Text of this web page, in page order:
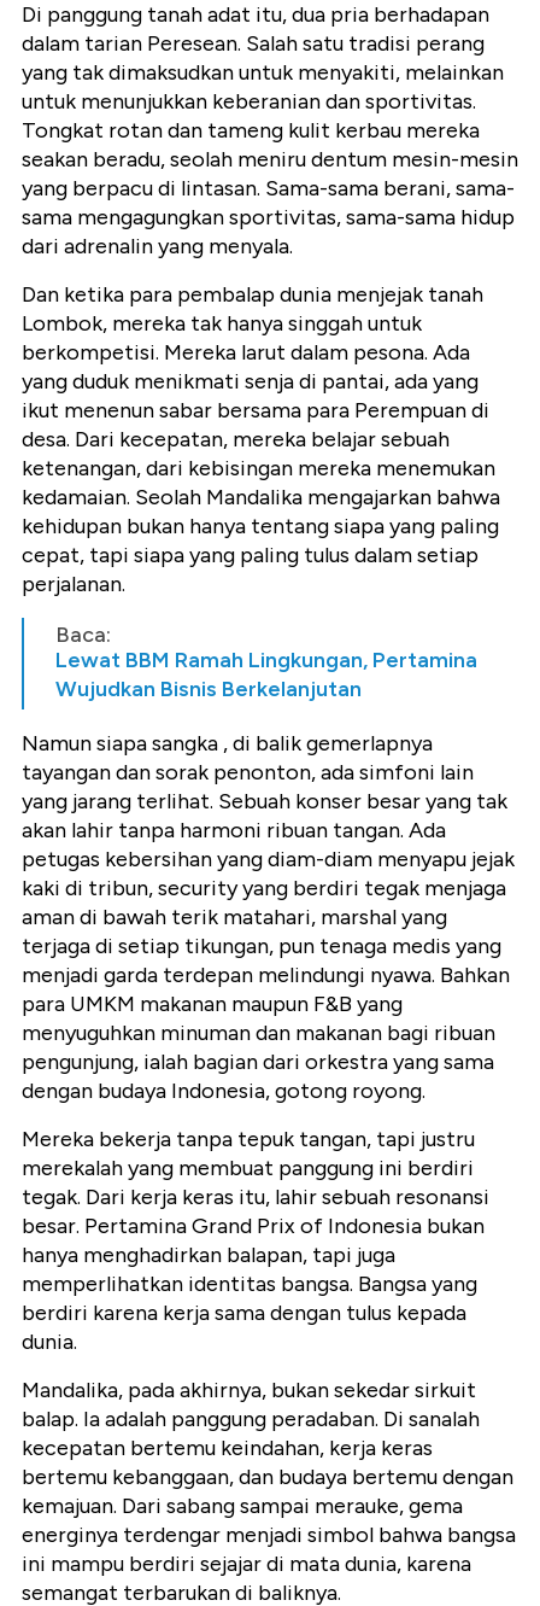
Di panggung tanah adat itu, dua pria berhadapan
dalam tarian Peresean. Salah satu tradisi perang
yang tak dimaksudkan untuk menyakiti, melainkan
untuk menunjukkan keberanian dan sportivitas.
Tongkat rotan dan tameng kulit kerbau mereka
seakan beradu, seolah meniru dentum mesin-mesin
yang berpacu di lintasan. Sama-sama berani, sama-
sama mengagungkan sportivitas, sama-sama hidup
dari adrenalin yang menyala.
Dan ketika para pembalap dunia menjejak tanah
Lombok, mereka tak hanya singgah untuk
berkompetisi. Mereka larut dalam pesona. Ada
yang duduk menikmati senja di pantai, ada yang
ikut menenun sabar bersama para Perempuan di
desa. Dari kecepatan, mereka belajar sebuah
ketenangan, dari kebisingan mereka menemukan
kedamaian. Seolah Mandalika mengajarkan bahwa
kehidupan bukan hanya tentang siapa yang paling
cepat, tapi siapa yang paling tulus dalam setiap
perjalanan.
Baca:
Lewat BBM Ramah Lingkungan, Pertamina
Wujudkan Bisnis Berkelanjutan
Namun siapa sangka , di balik gemerlapnya
tayangan dan sorak penonton, ada simfoni lain
yang jarang terlihat. Sebuah konser besar yang tak
akan lahir tanpa harmoni ribuan tangan. Ada
petugas kebersihan yang diam-diam menyapu jejak
kaki di tribun, security yang berdiri tegak menjaga
aman di bawah terik matahari, marshal yang
terjaga di setiap tikungan, pun tenaga medis yang
menjadi garda terdepan melindungi nyawa. Bahkan
para UMKM makanan maupun F&B yang
menyuguhkan minuman dan makanan bagi ribuan
pengunjung, ialah bagian dari orkestra yang sama
dengan budaya Indonesia, gotong royong.
Mereka bekerja tanpa tepuk tangan, tapi justru
merekalah yang membuat panggung ini berdiri
tegak. Dari kerja keras itu, lahir sebuah resonansi
besar. Pertamina Grand Prix of Indonesia bukan
hanya menghadirkan balapan, tapi juga
memperlihatkan identitas bangsa. Bangsa yang
berdiri karena kerja sama dengan tulus kepada
dunia.
Mandalika, pada akhirnya, bukan sekedar sirkuit
balap. Ia adalah panggung peradaban. Di sanalah
kecepatan bertemu keindahan, kerja keras
bertemu kebanggaan, dan budaya bertemu dengan
kemajuan. Dari sabang sampai merauke, gema
energinya terdengar menjadi simbol bahwa bangsa
ini mampu berdiri sejajar di mata dunia, karena
semangat terbarukan di baliknya.